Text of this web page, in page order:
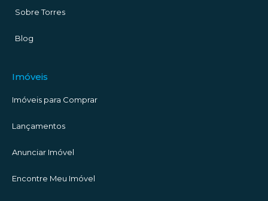
Sobre Torres
Blog
Imóveis
Imóveis para Comprar
Lançamentos
Anunciar Imóvel
Encontre Meu Imóvel